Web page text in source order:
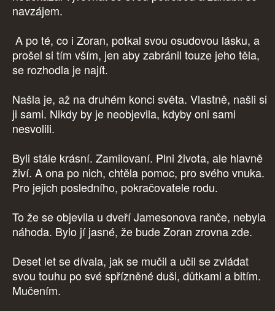
navzájem.
A po té, co i Zoran, potkal svou osudovou lásku, a
prošel si tím vším, jen aby zabránil touze jeho těla,
se rozhodla je najít.
Našla je, až na druhém konci světa. Vlastně, našli si
ji sami. Nikdy by je neobjevila, kdyby oni sami
nesvolili.
Byli stále krásní. Zamilovaní. Plni života, ale hlavně
živí. A ona po nich, chtěla pomoc, pro svého vnuka.
Pro jejich posledního, pokračovatele rodu.
To že se objevila u dveří Jamesonova ranče, nebyla
náhoda. Bylo jí jasné, že bude Zoran zrovna zde.
Deset let se dívala, jak se mučil a učil se zvládat
svou touhu po své spřízněné duši, důtkami a bitím.
Mučením.